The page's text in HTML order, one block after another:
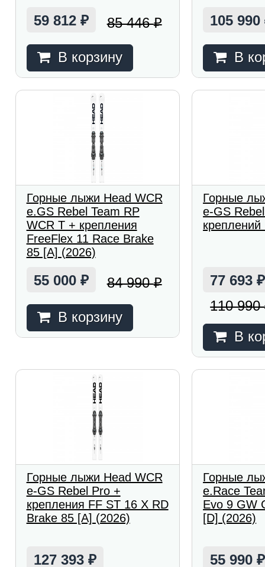
59 812 ₽ 85 446₽
В корзину
105 990
В
Горные лыжи Head WCR
e.GS Rebel Team RP
WCR T + крепления
FreeFlex 11 Race Brake
85 [A] (2026)
55 000 ₽ 84 990₽
В корзину
Горные
e-GS
креплений
77 693₽
110 990
В
Горные лыжи Head WCR
e-GS Rebel Pro +
крепления FF ST 16 X RD
Brake 85 [A] (2026)
127 393 ₽
Горные
e.Race
Evo 9 GW
[D] (2026)
55 990₽